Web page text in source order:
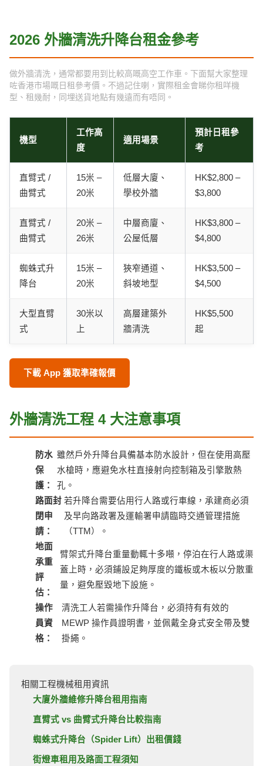
2026 外牆清洗升降台租金參考
做外牆清洗，通常都要用到比較高嘅高空工作車。下面幫大家整理
咗香港市場嘅日租參考價。不過記住喇，實際租金會睇你租咩機
型、租幾耐，同埋送貨地點有幾遠而有唔同。
機型
工作高
度
適用場景
預計日租參
考
直臂式 /
曲臂式
15米 –
20米
低層大廈、
學校外牆
HK$2,800 –
$3,800
直臂式 /
曲臂式
20米 –
26米
中層商廈、
公屋低層
HK$3,800 –
$4,800
蜘蛛式升
降台
15米 –
20米
狹窄通道、
斜坡地型
HK$3,500 –
$4,500
大型直臂
式
30米以
上
高層建築外
牆清洗
HK$5,500
起
下載 App 獲取準確報價
外牆清洗工程 4 大注意事項
防水
保
護：
雖然戶外升降台具備基本防水設計，但在使用高壓
水槍時，應避免水柱直接射向控制箱及引擎散熱
孔。
路面封
閉申
請：
若升降台需要佔用行人路或行車線，承建商必須
及早向路政署及運輸署申請臨時交通管理措施
（TTM）。
地面
承重
評
估：
臂架式升降台重量動輒十多噸，停泊在行人路或渠
蓋上時，必須鋪設足夠厚度的鐵板或木板以分散重
量，避免壓毀地下設施。
操作
員資
格：
清洗工人若需操作升降台，必須持有有效的
MEWP 操作員證明書，並佩戴全身式安全帶及雙
掛繩。
相關工程機械租用資訊
大廈外牆維修升降台租用指南
直臂式 vs 曲臂式升降台比較指南
蜘蛛式升降台（Spider Lift）出租價錢
街燈車租用及路面工程須知